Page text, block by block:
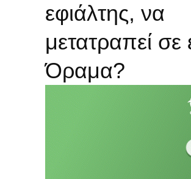
εφιάλτης, να
μετατραπεί σε
Όραμα?